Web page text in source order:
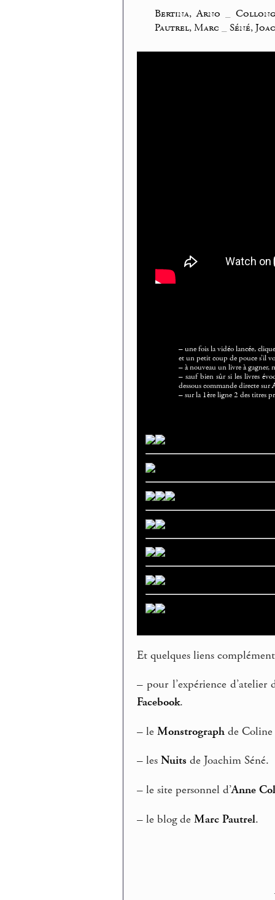
Bertina, Arno _
Pautrel, Marc
Séné,
–une fois la vidéo lancée,
et un petit coup de pouce s’il
–à nouveau un livre à gagner,
–sauf bien sûr si les livres
dessous commande directe sur
–sur la 1ère ligne 2 des titres
Et quelques liens
– pour l’expérience
Facebook.
– leMonstrograph de
– lesNuits de Joachim Séné.
– le site personnel d’Anne
– le blog deMarc Pautrel.